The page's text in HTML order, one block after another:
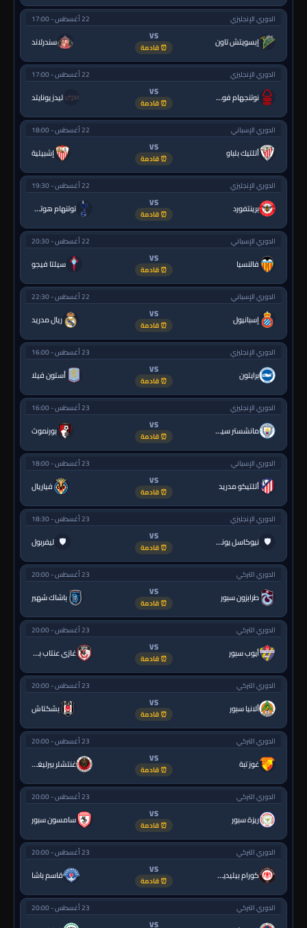
الدوري الإنجليزي 22 أغسطس - 17:00
إبسويتش تاون VS
⏰ قادمة سندرلاند
الدوري الإنجليزي 22 أغسطس - 17:00
نوتنجهام فورست VS
⏰ قادمة ليدز يونايتد
الدوري الإسباني 22 أغسطس - 18:00
أتلتيك بلباو VS
⏰ قادمة إشبيلية
الدوري الإنجليزي 22 أغسطس - 19:30
برينتفورد VS
⏰ قادمة توتنهام هوتسبر
الدوري الإسباني 22 أغسطس - 20:30
فالنسيا VS
⏰ قادمة سيلتا فيجو
الدوري الإسباني 22 أغسطس - 22:30
إسبانيول VS
⏰ قادمة ريال مدريد
الدوري الإنجليزي 23 أغسطس - 16:00
برايتون VS
⏰ قادمة أستون فيلا
الدوري الإنجليزي 23 أغسطس - 16:00
مانشستر سيتي VS
⏰ قادمة بورنموث
الدوري الإسباني 23 أغسطس - 18:00
أتلتيكو مدريد VS
⏰ قادمة فياريال
الدوري الإنجليزي 23 أغسطس - 18:30
🛡 نيوكاسل يونايتد VS
⏰ قادمة ليفربول 🛡
الدوري التركي 23 أغسطس - 20:00
طرابزون سبور VS
⏰ قادمة باشاك شهير
الدوري التركي 23 أغسطس - 20:00
أيوب سبور VS
⏰ قادمة غازي عنتاب بي.بي.كي.
الدوري التركي 23 أغسطس - 20:00
ألانيا سبور VS
⏰ قادمة بشكتاش
الدوري التركي 23 أغسطس - 20:00
غوز تبة VS
⏰ قادمة غنتشلر بيرليغي
الدوري التركي 23 أغسطس - 20:00
ريزة سبور VS
⏰ قادمة سامسون سبور
الدوري التركي 23 أغسطس - 20:00
كورام بيليديسبور VS
⏰ قادمة قاسم باشا
الدوري التركي 23 أغسطس - 20:00
VS